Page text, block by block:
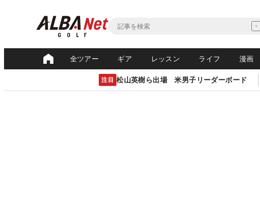
全ツアー ギア レッスン ライフ 漫画
注目 松山英樹ら出場 米男子リーダーボード